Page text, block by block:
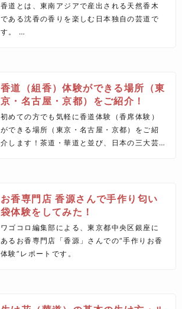
香道とは、東南アジアで産出される天然香木
である沈香の香りを楽しむ日本独自の芸道で
す。
香道（組香）体験ができる場所（東
京・名古屋・京都）をご紹介！
初めての方でも気軽に香道体験（香席体験）
ができる場所（東京・名古屋・京都）をご紹
介します！茶道・華道と並び、日本の三大芸
まるほど盛況なところもあるんですよ♪
お香専門店 香源さんで手作り匂い
袋体験をしてみた！
ワゴコロ編集部による、東京都中央区銀座に
あるお香専門店「香源」さんでの“手作りお香
体験”レポートです。